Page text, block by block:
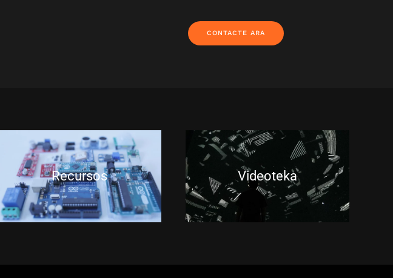
CONTACTE ARA
Recursos Videoteka